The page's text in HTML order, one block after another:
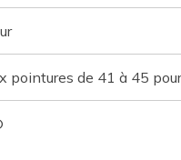
pointures de 41 à 45